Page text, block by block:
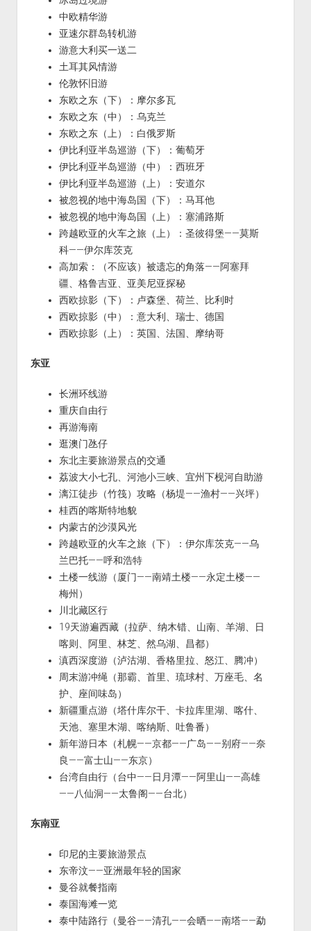
中欧精华游
亚速尔群岛转机游
游意大利买一送二
土耳其风情游
伦敦怀旧游
东欧之东（下）：摩尔多瓦
东欧之东（中）：乌克兰
东欧之东（上）：白俄罗斯
伊比利亚半岛巡游（下）：葡萄牙
伊比利亚半岛巡游（中）：西班牙
伊比利亚半岛巡游（上）：安道尔
被忽视的地中海岛国（下）：马耳他
被忽视的地中海岛国（上）：塞浦路斯
跨越欧亚的火车之旅（上）：圣彼得堡——莫斯
科——伊尔库茨克
高加索：（不应该）被遗忘的角落——阿塞拜
疆、格鲁吉亚、亚美尼亚探秘
西欧掠影（下）：卢森堡、荷兰、比利时
西欧掠影（中）：意大利、瑞士、德国
西欧掠影（上）：英国、法国、摩纳哥
东亚
长洲环线游
重庆自由行
再游海南
逛澳门氹仔
东北主要旅游景点的交通
荔波大小七孔、河池小三峡、宜州下枧河自助游
漓江徒步（竹筏）攻略（杨堤——渔村——兴坪）
桂西的喀斯特地貌
内蒙古的沙漠风光
跨越欧亚的火车之旅（下）：伊尔库茨克——乌
兰巴托——呼和浩特
土楼一线游（厦门——南靖土楼——永定土楼——
梅州）
川北藏区行
19天游遍西藏（拉萨、纳木错、山南、羊湖、日
喀则、阿里、林芝、然乌湖、昌都）
滇西深度游（泸沽湖、香格里拉、怒江、腾冲）
周末游冲绳（那霸、首里、琉球村、万座毛、名
护、座间味岛）
新疆重点游（塔什库尔干、卡拉库里湖、喀什、
天池、塞里木湖、喀纳斯、吐鲁番）
新年游日本（札幌——京都——广岛——别府——奈
良——富士山——东京）
台湾自由行（台中——日月潭——阿里山——高雄
——八仙洞——太鲁阁——台北）
东南亚
印尼的主要旅游景点
东帝汶——亚洲最年轻的国家
曼谷就餐指南
泰国海滩一览
泰中陆路行（曼谷——清孔——会晒——南塔——勐